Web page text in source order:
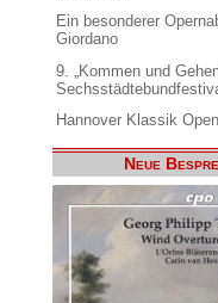
Ein besonderer
Giordano
9. „Kommen und
Hannover Klassik
Neue